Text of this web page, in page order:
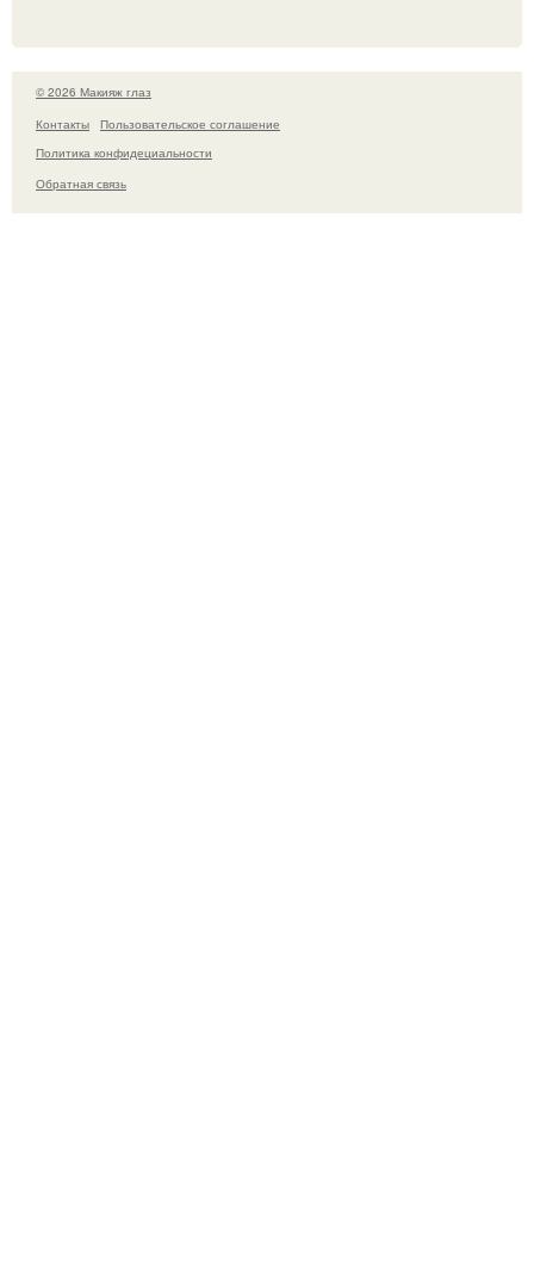
© 2026 Макияж глаз
Контакты
Пользовательское соглашение
Политика конфидециальности
Обратная связь